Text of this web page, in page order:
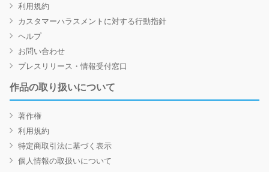
利用規約
カスタマーハラスメントに対する行動指針
ヘルプ
お問い合わせ
プレスリリース・情報受付窓口
作品の取り扱いについて
著作権
利用規約
特定商取引法に基づく表示
個人情報の取扱いについて